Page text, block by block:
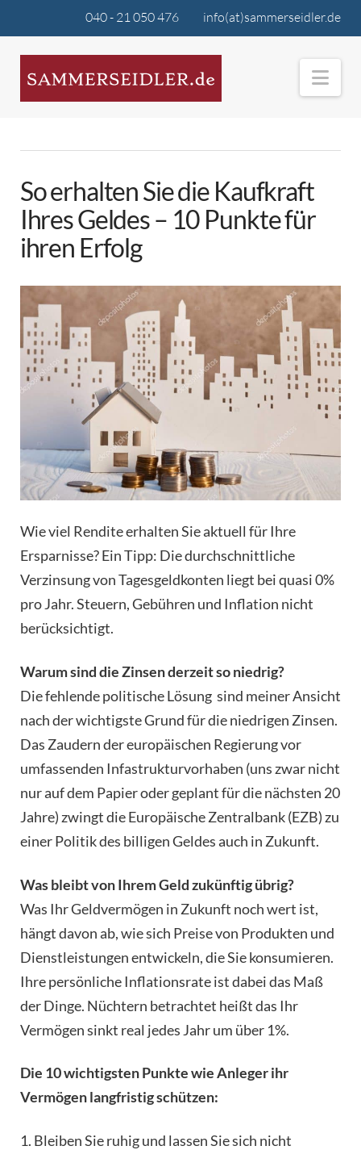
040 - 21 050 476 info(at)sammerseidler.de
So erhalten Sie die Kaufkraft
Ihres Geldes – 10 Punkte für
ihren Erfolg
Wie viel Rendite erhalten Sie aktuell für Ihre
Ersparnisse? Ein Tipp: Die durchschnittliche
Verzinsung von Tagesgeldkonten liegt bei quasi 0%
pro Jahr. Steuern, Gebühren und Inflation nicht
berücksichtigt.
Warum sind die Zinsen derzeit so niedrig?
Die fehlende politische Lösung sind meiner Ansicht
nach der wichtigste Grund für die niedrigen Zinsen.
Das Zaudern der europäischen Regierung vor
umfassenden Infastrukturvorhaben (uns zwar nicht
nur auf dem Papier oder geplant für die nächsten 20
Jahre) zwingt die Europäische Zentralbank (EZB) zu
einer Politik des billigen Geldes auch in Zukunft.
Was bleibt von Ihrem Geld zukünftig übrig?
Was Ihr Geldvermögen in Zukunft noch wert ist,
hängt davon ab, wie sich Preise von Produkten und
Dienstleistungen entwickeln, die Sie konsumieren.
Ihre persönliche Inflationsrate ist dabei das Maß
der Dinge. Nüchtern betrachtet heißt das Ihr
Vermögen sinkt real jedes Jahr um über 1%.
Die 10 wichtigsten Punkte wie Anleger ihr
Vermögen langfristig schützen:
1. Bleiben Sie ruhig und lassen Sie sich nicht